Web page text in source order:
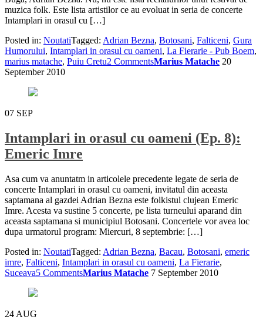
muzica folk. Este lista artistilor ce au evoluat in seria de concerte
Intamplari in orasul cu […]
Posted in: NoutatiTagged: Adrian Bezna, Botosani, Falticeni, Gura
Humorului, Intamplari in orasul cu oameni, La Fierarie - Pub Boem,
marius matache, Puiu Cretu2 CommentsMarius Matache 20
September 2010
07 SEP
Intamplari in orasul cu oameni (Ep. 8):
Emeric Imre
Asa cum va anuntatm in articolele precedente legate de seria de
concerte Intamplari in orasul cu oameni, invitatul din aceasta
saptamana al gazdei Adrian Bezna este folkistul clujean Emeric
Imre. Acesta va sustine 5 concerte, pe lista turneului aparand din
aceasta saptamana si municipiul Botosani. Concertele vor avea loc
dupa urmatorul program: Miercuri, 8 septembrie: […]
Posted in: NoutatiTagged: Adrian Bezna, Bacau, Botosani, emeric
imre, Falticeni, Intamplari in orasul cu oameni, La Fierarie,
Suceava5 CommentsMarius Matache 7 September 2010
24 AUG